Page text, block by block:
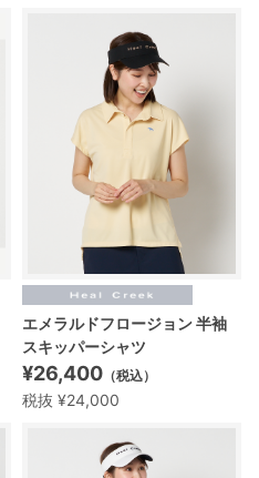
エメラルドフロージョン 半袖
スキッパーシャツ
¥26,400 （税込）
税抜 ¥24,000